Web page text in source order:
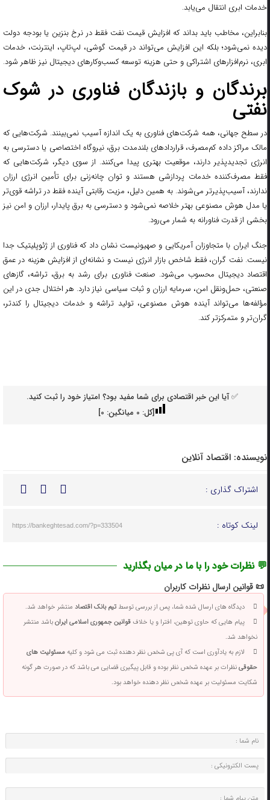
خدمات ابری انتقال می‌یابد.
بنابراین، مخاطب باید بداند که افزایش قیمت نفت فقط در نرخ بنزین یا بودجه دولت
دیده نمی‌شود؛ بلکه این افزایش می‌تواند در قیمت گوشی، لپ‌تاپ، اینترنت، خدمات
ابری، نرم‌افزارهای اشتراکی و حتی هزینه توسعه کسب‌وکارهای دیجیتال نیز ظاهر شود.
برندگان و بازندگان فناوری در شوک
نفتی
در سطح جهانی، همه شرکت‌های فناوری به یک اندازه آسیب نمی‌بینند. شرکت‌هایی که
مالک مراکز داده کم‌مصرف، قراردادهای بلندمدت برق، نیروگاه اختصاصی یا دسترسی به
انرژی تجدیدپذیر دارند، موقعیت بهتری پیدا می‌کنند. از سوی دیگر، شرکت‌هایی که
فقط مصرف‌کننده خدمات پردازشی هستند و توان چانه‌زنی برای تأمین انرژی ارزان
ندارند، آسیب‌پذیرتر می‌شوند. به همین دلیل، مزیت رقابتی آینده فقط در تراشه قوی‌تر
یا مدل هوش مصنوعی بهتر خلاصه نمی‌شود و دسترسی به برق پایدار، ارزان و امن نیز
بخشی از قدرت فناورانه به شمار می‌رود.
جنگ ایران با متجاوزان آمریکایی و صهیونیست نشان داد که فناوری از ژئوپلیتیک جدا
نیست. نفت گران، فقط شاخص بازار انرژی نیست و نشانه‌ای از افزایش هزینه در عمق
اقتصاد دیجیتال محسوب می‌شود. صنعت فناوری برای رشد به برق، تراشه، گازهای
صنعتی، حمل‌ونقل امن، سرمایه ارزان و ثبات سیاسی نیاز دارد. هر اختلال جدی در این
مؤلفه‌ها می‌تواند آینده هوش مصنوعی، تولید تراشه و خدمات دیجیتال را کندتر،
گران‌تر و متمرکزتر کند.
✅ آیا این خبر اقتصادی برای شما مفید بود؟ امتیاز خود را ثبت کنید.
[کل: 0میانگین: 0
]
نویسنده: اقتصاد آنلاین
اشتراک گذاری :
لینک کوتاه : https://bankeghtesad.com/?p=333504
💬 نظرات خود را با ما در میان بگذارید
📜 قوانین ارسال نظرات کاربران
دیدگاه های ارسال شده شما، پس از بررسی توسطتیم بانک اقتصادمنتشر خواهد شد.
پیام هایی که حاوی توهین، افترا و یا خلافقوانین جمهوری اسلامی ایرانباشد منتشر
نخواهد شد.
لازم به یادآوری است که آی پی شخص نظر دهنده ثبت می شود و کلیهمسئولیت های
حقوقینظرات بر عهده شخص نظر بوده و قابل پیگیری قضایی می باشد که در صورت هر گونه
شکایت مسئولیت بر عهده شخص نظر دهنده خواهد بود.